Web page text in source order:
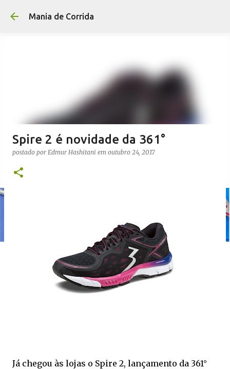
Mania de Corrida
Spire 2 é novidade da 361°
postado por Edmur Hashitani em outubro 24, 2017
Já chegou às lojas o Spire 2, lançamento da 361°